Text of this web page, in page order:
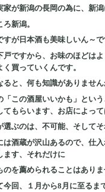
家が新潟の長岡の為に、新潟
新潟。
すが日本酒も美味しいん～で
戸ですから、お味のほどは
く買っていくんです。
ると、何も知識がありませ
「この酒屋いいかも」とい
てもらいます、お店によっ
選ぶのは、不可能、そして
は酒蔵が沢山あるので、仕
ます、それだけに
のを薦められることはありま
今回、１月から8月に至るま